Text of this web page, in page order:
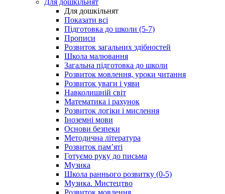
Для дошкільнят
Для дошкільнят
Показати всі
Підготовка до школи (5-7)
Прописи
Розвиток загальних здібностей
Школа малювання
Загальна підготовка до школи
Розвиток мовлення, уроки читання
Розвиток уваги і уяви
Навколишній світ
Математика і рахунок
Розвиток логіки і мислення
Іноземні мови
Основи безпеки
Методична література
Розвиток пам’яті
Готуємо руку до письма
Музика
Школа раннього розвитку (0-5)
Музика. Мистецтво
Розвиток мовлення